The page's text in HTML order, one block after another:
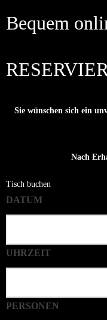
Bequem
Sie wünschen sich ein
Nach
Tisch buchen
DATUM
UHRZEIT
PERSONEN